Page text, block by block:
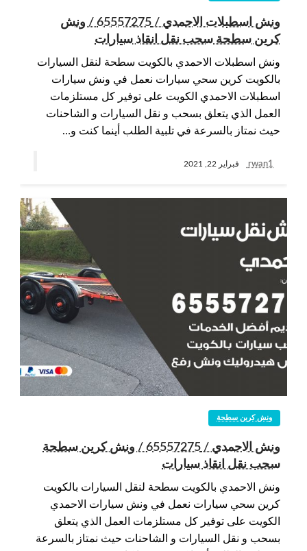
ونش اسطبلات الاحمدي / 65557275 / ونش
كرين سطحة سحب نقل انقاذ سيارات
ونش اسطبلات الاحمدي بالكويت سطحة لنقل السيارات
بالكويت كرين سحي سيارات نعمل في ونش سيارات
اسطبلات الاحمدي الكويت على توفير كل مستلزمات
العمل الذي يتعلق بسحب و نقل السيارات و الشاحنات
حيث نمتاز بالسرعة في تلبية الطلب أينما كنت و…
rwan1 فبراير 22, 2021
ونش كرين سطحة
ونش الاحمدي / 65557275 / ونش كرين سطحة
سحب نقل انقاذ سيارات
ونش الاحمدي بالكويت سطحة لنقل السيارات بالكويت
كرين سحي سيارات نعمل في ونش سيارات الاحمدي
الكويت على توفير كل مستلزمات العمل الذي يتعلق
بسحب و نقل السيارات و الشاحنات حيث نمتاز بالسرعة